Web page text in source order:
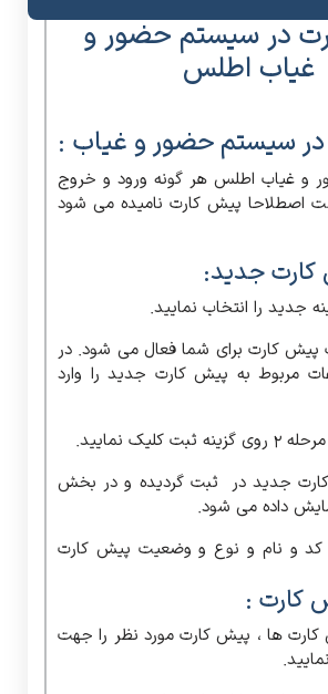
در سیستم حضور و
غیاب اطلس
سیستم حضور و غیاب :
و غیاب اطلس هر گونه ورود و خروج
اصطلاحا پیش کارت نامیده می شود
جدید:
پیش کارت برای شما فعال می شود. در
مربوط به پیش کارت جدید را وارد
جدید در ثبت گردیده و در بخش
داده می شود.
کد و نام و نوع و وضعیت پیش کارت
کارت :
ها ، پیش کارت مورد نظر را جهت